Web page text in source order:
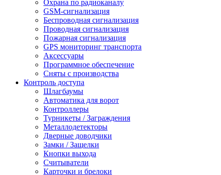
Охрана по радиоканалу
GSM-сигнализация
Беспроводная сигнализация
Проводная сигнализация
Пожарная сигнализация
GPS мониторинг транспорта
Аксессуары
Программное обеспечение
Сняты с производства
Контроль доступа
Шлагбаумы
Автоматика для ворот
Контроллеры
Турникеты / Заграждения
Металлодетекторы
Дверные доводчики
Замки / Защелки
Кнопки выхода
Считыватели
Карточки и брелоки